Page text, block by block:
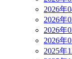
2026年
2026年
2026年
2026年
2025年